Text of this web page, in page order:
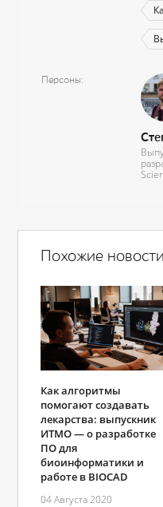
Персоны
Похожие новости
Как алгоритмы
помогают создавать
лекарства: выпускник
ИТМО ― о разработке
ПО для
биоинформатики и
работе в BIOCAD
04 Августа 2020